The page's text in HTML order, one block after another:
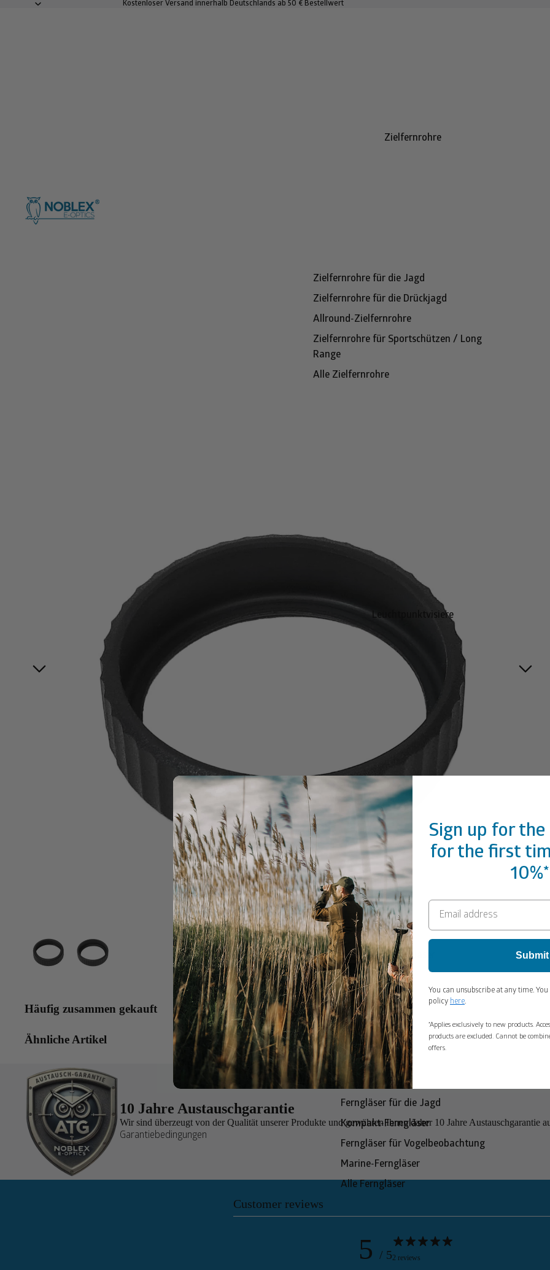
Kostenloser Versand innerhalb Deutschlands ab 50 € Bestellwert
Zielfernrohre
Zielfernrohre für die Jagd
Zielfernrohre für die Drückjagd
Allround-Zielfernrohre
Zielfernrohre für Sportschützen / Long
Range
Alle Zielfernrohre
Leuchtpunktvisiere
Ferngläser
Ferngläser für die Jagd
Kompakt-Ferngläser
Ferngläser für Vogelbeobachtung
Marine-Ferngläser
Alle Ferngläser
Häufig zusammen gekauft
Ähnliche Artikel
10 Jahre Austauschgarantie
Wir sind überzeugt von der Qualität unserer Produkte und gewähren Ihnen daher 10 Jahre Austauschgarantie
Garantiebedingungen
Customer reviews
5 / 52 reviews
Sign up for
for the first
Submit
You can unsubscribe at any time.
policy here.
*Applies exclusively to new products.
products are excluded. Cannot be
offers.